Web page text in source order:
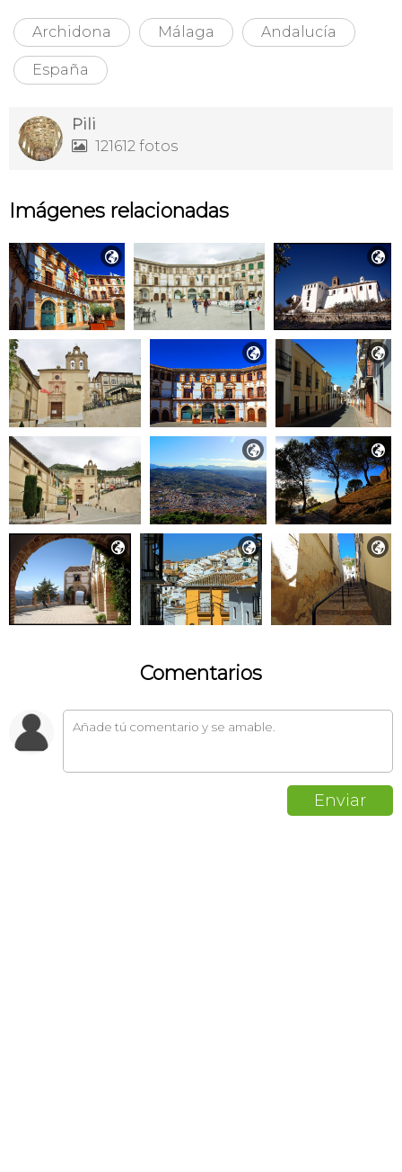
Archidona Málaga Andalucía
España
Pili
 121612 fotos
Imágenes relacionadas
 
 
 
  
Comentarios